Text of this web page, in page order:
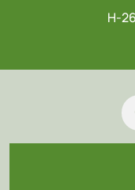
H-